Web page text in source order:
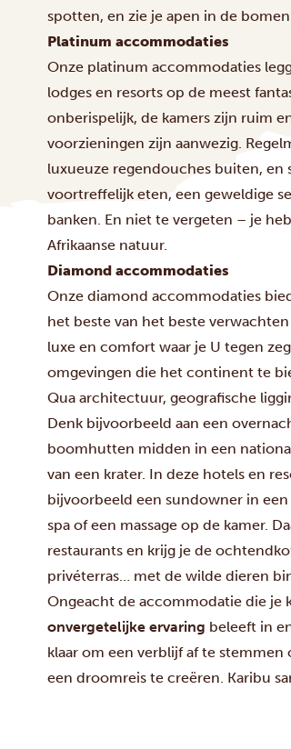
spotten, en zie je apen in de
Platinum accommodaties
Onze platinum accommodaties
lodges en resorts op de meest
onberispelijk, de kamers zijn ruim
voorzieningen zijn aanwezig.
luxueuze regendouches buiten, en
voortreffelijk eten, een geweldige
banken. En niet te vergeten – je
Afrikaanse natuur.
Diamond accommodaties
Onze diamond accommodaties
het beste van het beste
luxe en comfort waar je U tegen
omgevingen die het continent te
Qua architectuur, geografische
Denk bijvoorbeeld aan een
boomhutten midden in een
van een krater. In deze hotels en
bijvoorbeeld een sundowner in
spa of een massage op de kamer.
restaurants en krijg je de
privéterras… met de wilde dieren
Ongeacht de accommodatie die je
onvergetelijke ervaring beleeft in
klaar om een verblijf af te stemmen
een droomreis te creëren. Karibu